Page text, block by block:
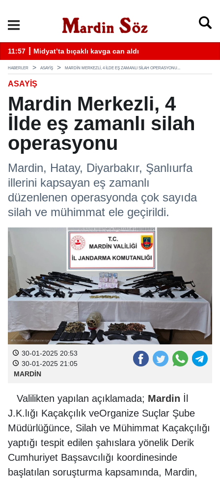
11:57 ┋ Midyat’ta bıçaklı kavga can aldı
HABERLER ASAYİŞ MARDIN MERKEZLI, 4 İLDE EŞ ZAMANLI SILAH OPERASYONU...
ASAYİŞ
Mardin Merkezli, 4
İlde eş zamanlı silah
operasyonu
Mardin, Hatay, Diyarbakır, Şanlıurfa
illerini kapsayan eş zamanlı
düzenlenen operasyonda çok sayıda
silah ve mühimmat ele geçirildi.
30-01-2025 20:53
30-01-2025 21:05
MARDİN
Valilikten yapılan açıklamada; Mardin İl
J.K.lığı Kaçakçılık veOrganize Suçlar Şube
Müdürlüğünce, Silah ve Mühimmat Kaçakçılığı
yaptığı tespit edilen şahıslara yönelik Derik
Cumhuriyet Başsavcılığı koordinesinde
başlatılan soruşturma kapsamında, Mardin,